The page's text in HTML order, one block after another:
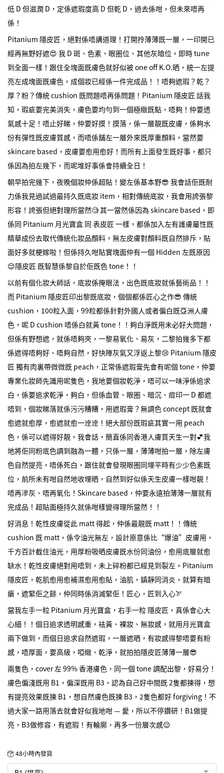
低 D 但滋潤 D，定係遮瑕度高 D 但乾 D，過去係咁，但未來唔再
係！
Pitanium 隱皮匠，絕對係唔講道理！打開拎薄薄既一層，一印開已
經再無野好遮😍 我 D 斑、色素、眼圈位、其他灰暗位，即時 tune
到全面一樣！跟住全塊面既膚色就好似被 one off K.O.晒，統一左提
亮左成塊面既膚色，成個妝已經係一件完成品！！唔夠遮瑕？乾？
厚？粉？傳統 cushion 既問題唔再係問題！Pitanium 隱皮匠 話我
知，瑕疵要完美消失，膚色要均勻到一個極緻既點，唔夠！仲要透
氣感十足！唔止好睇，仲要好摸！摸落，係一層靚既皮膚，係夠水
份有彈性既皮膚質感，而唔係舖左一層外來既厚重顏料，當然要
skincare based，皮膚要愈用愈好！而所有上面發生既好事，都只
係因為拍左幾下，而呢堆好事係會持續全日！
朝早拍完幾下，夜晚個妝仲係超貼！變左係基本野😎 我會話佢既耐
力係我見過試過最持久既底妝 item，相對傳統底妝，我會用誇張黎
形容！誇張但絕對理所當然🧐 其一當然係因為 skincare based，即
係同 Pitanium 月光寶盒 同 表皮匠 一樣，都係加入左有護膚屬性既
精華成份去取代傳統化妝品顏料，無左皮膚對顏料既自然排斥，貼
面好多就梗嫁啦！但係持久咁貼實塊面仲有一個 Hidden 左既原因
😌隱皮匠 既智慧係黎自於佢既色 tone！！
以前有個化妝大師話，底妝係掩眼法，出色既底妝就係藝術品！！
而 Pitanium 隱皮匠印出黎既底妝，個個都係匠心之作😎 傳統
cushion，100粒入面，99粒都係針對外國人或者偏白既亞洲人膚
色，呢 D cushion 唔係白就黃 tone！！夠白淨既用未必好大問題，
但係有野想遮，就係唔夠夾，一黎易氧化、易灰，二黎拍幾多下都
係遮得唔夠好、唔夠自然，好快陣灰氣又浮返上黎😢 Pitanium 隱皮
匠 獨有肉裏帶微微既 peach，正常係遮瑕膏先會有呢個 tone，仲要
專業化妝師先識用呢隻色，我地要個妝乾淨，唔可以一味淨係追求
白，係要追求乾淨，夠白，但係血管、眼圈、暗沉、痘印一 D 都遮
唔到，個妝睇落就係污污糟糟，用遮瑕膏？無調色 concept 既就會
愈遮就愈厚，愈遮就愈一逹逹！絕大部份既瑕疵其實一用 peach
色，係可以遮得好靚，我會話，簡直係同香港人膚質天生一對💕我
地將佢同粉底色調到融為一體，只係一層，薄薄咁拍一層，除左膚
色自然提亮，唔係死白，跟住就會發現眼圈同埋平時有少少色素既
位，前所未有咁自然地收埋晒，自然到好似係天生皮膚一樣咁靚！
唔再滲灰、唔再氧化！Skincare based，仲要永遠拍薄薄一層就有
完成品！超貼面極持久就係咁樣變得理所當然！！
好消息！乾性皮膚從此 matt 得起，仲係最靚既 matt！！傳統
cushion 既 matt，係令油光無左，設計原意係比“爆油”皮膚用，
千方百計截住油光，用厚粉吸晒皮膚既水份同油份，愈用底層就愈
缺水！乾性皮膚絕對用唔到，未上碎粉都已經見到裂左。Pitanium
隱皮匠，乾肌愈用愈補濕愈用愈貼，油肌，鎮靜同消炎，就算有暗
瘡，遮緊佢之餘，仲同時係消滅緊佢！匠心，匠到入心🏹
當我左手一粒 Pitanium 月光寶盒，右手一粒 隱皮匠，真係會心大
心細！！個日追求透明感重，袪黃、裸妝、無妝感，就用月光寶盒
兩下做到，而個日追求自然遮瑕，一層遮晒，有妝感得黎唔要有粉
感，唔厚面，要高級，啞緻、乾淨，就拍拍隱皮匠薄薄一層😎
兩隻色，cover 左 99% 香港膚色，同一個 tone 調配出黎，好易分！
膚色偏淺既用 B1，偏深既用 B3，認為自己好中間既 2隻都揀得，想
有提亮效果既揀 B1，想自然膚色既揀 B3，2隻色都好 forgiving！不
過大家一路用落去就會好似我地咁 — 愛，所以不停鑽研！B1做提
亮，B3做修容，有遮瑕！有輪廓，再多一份層次感😌
48小時內發貨